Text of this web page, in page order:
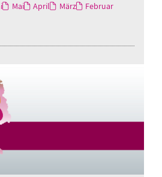
Mai April März
Februar